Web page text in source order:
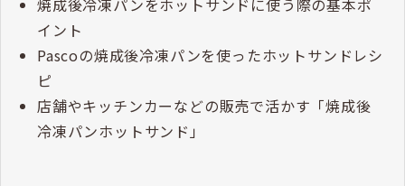
まとめ
この記事では、焼成後冷凍パンでつくる本格ホットサ
ンドについて、次のように解説しました。